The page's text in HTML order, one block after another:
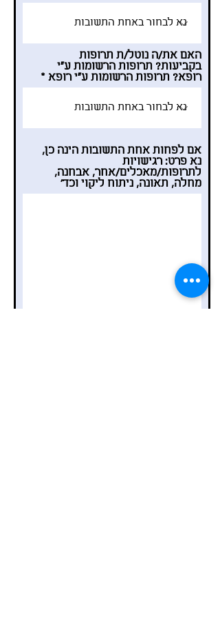
האם את/ה נוטל/ת תרופות
בקביעות? תרופות הרשומות ע"י
רופא? תרופות הרשומות ע"י רופא
אם לפחות אחת התשובות הינה כן,
נא פרט: רגישויות
לתרופות/מאכלים/אחר, אבחנה,
מחלה, תאונה, ניתוח ליקוי וכד'